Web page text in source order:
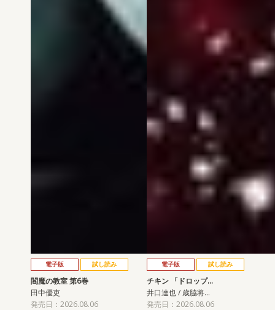
電子版 試し読み
閻魔の教室 第6巻
田中優吏
発売日：2026.08.06
電子版 試し読み
チキン 「ドロップ…
井口達也 / 歳脇将…
発売日：2026.08.06